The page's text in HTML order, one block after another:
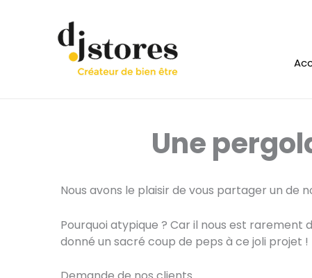
Une
Nous avons le plaisir de vous partager un de
Pourquoi atypique ? Car il nous est rarement
donné un sacré coup de peps à ce joli projet !